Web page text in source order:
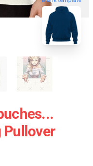
blank template
Pullover